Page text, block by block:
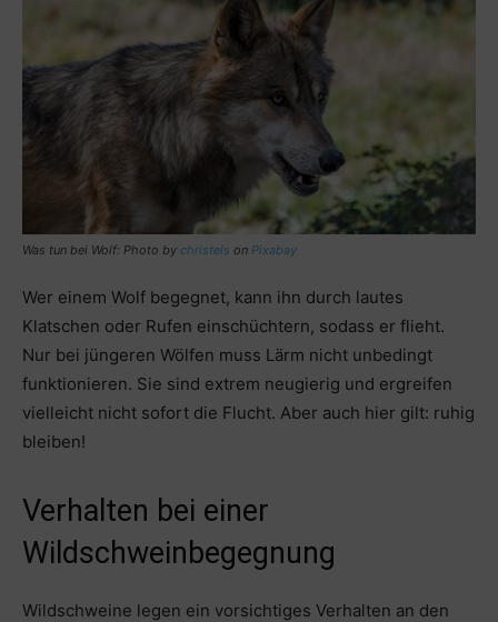
Was tun bei Wolf: Photo by christels on Pixabay
Wer einem Wolf begegnet, kann ihn durch lautes
Klatschen oder Rufen einschüchtern, sodass er flieht.
Nur bei jüngeren Wölfen muss Lärm nicht unbedingt
funktionieren. Sie sind extrem neugierig und ergreifen
vielleicht nicht sofort die Flucht. Aber auch hier gilt: ruhig
bleiben!
Verhalten bei einer
Wildschweinbegegnung
Wildschweine legen ein vorsichtiges Verhalten an den